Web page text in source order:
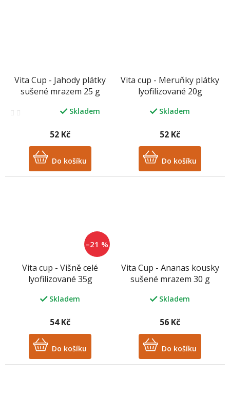
Vita Cup - Jahody plátky
sušené mrazem 25 g
2,6
hvězdiček.
Skladem
52 Kč
Do košíku
Vita cup - Meruňky plátky
lyofilizované 20g
Skladem
52 Kč
Do košíku
–21 %
Vita cup - Višně celé
lyofilizované 35g
Skladem
54 Kč
Do košíku
Vita Cup - Ananas kousky
sušené mrazem 30 g
Skladem
56 Kč
Do košíku